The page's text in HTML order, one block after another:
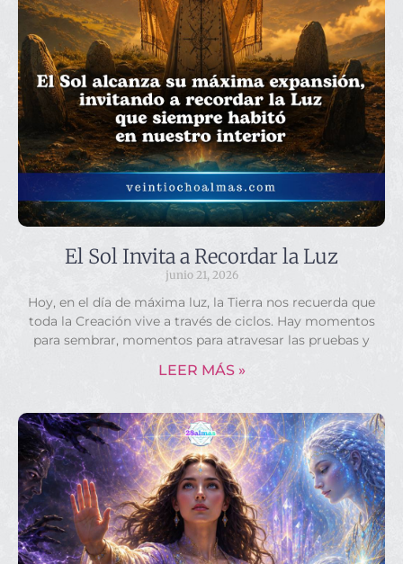
El Sol Invita a Recordar la Luz
junio 21, 2026
Hoy, en el día de máxima luz, la Tierra nos recuerda que
toda la Creación vive a través de ciclos. Hay momentos
para sembrar, momentos para atravesar las pruebas y
LEER MÁS »